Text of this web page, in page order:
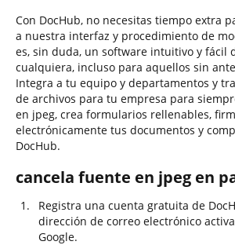
Con DocHub, no necesitas tiempo extra
a nuestra interfaz y procedimiento de
es, sin duda, un software intuitivo y fácil
cualquiera, incluso para aquellos sin
Integra a tu equipo y departamentos y
de archivos para tu empresa para
en jpeg, crea formularios rellenables,
electrónicamente tus documentos y
DocHub.
cancela fuente en jpeg en
Registra una cuenta gratuita de
dirección de correo electrónico
Google.